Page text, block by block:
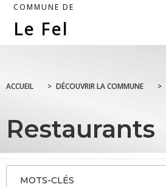
COMMUNE DE
Le Fel
ACCUEIL > DÉCOUVRIR LA COMMUNE >
Restaurants
MOTS-CLÉS